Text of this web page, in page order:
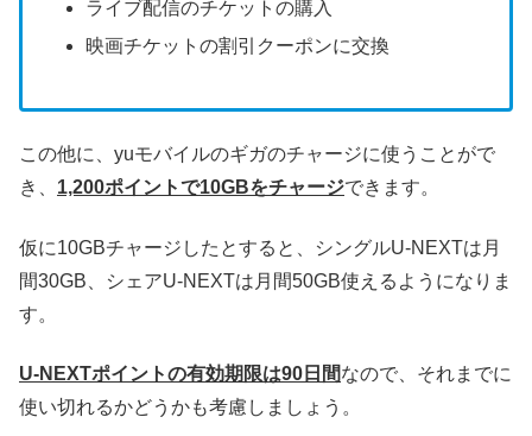
ライブ配信のチケットの購入
映画チケットの割引クーポンに交換
この他に、yuモバイルのギガのチャージに使うことがで
き、 1,200ポイントで10GBをチャージできます。
仮に10GBチャージしたとすると、シングルU-NEXTは月
間30GB、シェアU-NEXTは月間50GB使えるようになりま
す。
U-NEXTポイントの有効期限は90日間なので、それまでに
使い切れるかどうかも考慮しましょう。